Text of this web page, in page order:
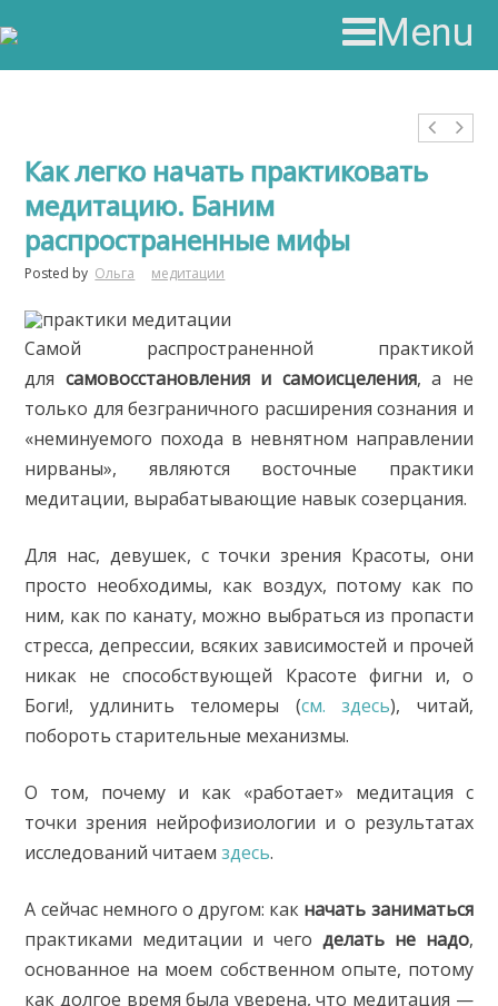
Menu
Как легко начать практиковать
медитацию. Баним
распространенные мифы
Posted by Ольга медитации
Самой распространенной практикой
для самовосстановления и самоисцеления, а не
только для безграничного расширения сознания и
«неминуемого похода в невнятном направлении
нирваны», являются восточные практики
медитации, вырабатывающие навык созерцания.
Для нас, девушек, с точки зрения Красоты, они
просто необходимы, как воздух, потому как по
ним, как по канату, можно выбраться из пропасти
стресса, депрессии, всяких зависимостей и прочей
никак не способствующей Красоте фигни и, о
Боги!, удлинить теломеры (см. здесь), читай,
побороть старительные механизмы.
О том, почему и как «работает» медитация с
точки зрения нейрофизиологии и о результатах
исследований читаемздесь.
А сейчас немного о другом: как начать заниматься
практиками медитации и чего делать не надо,
основанное на моем собственном опыте, потому
как долгое время была уверена, что медитация —